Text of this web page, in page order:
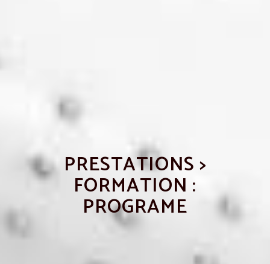
PRESTATIONS >
FORMATION :
PROGRAME